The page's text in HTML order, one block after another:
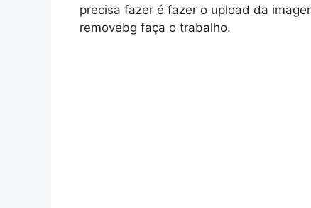
precisa fazer é fazer o upload da
removebg faça o trabalho.